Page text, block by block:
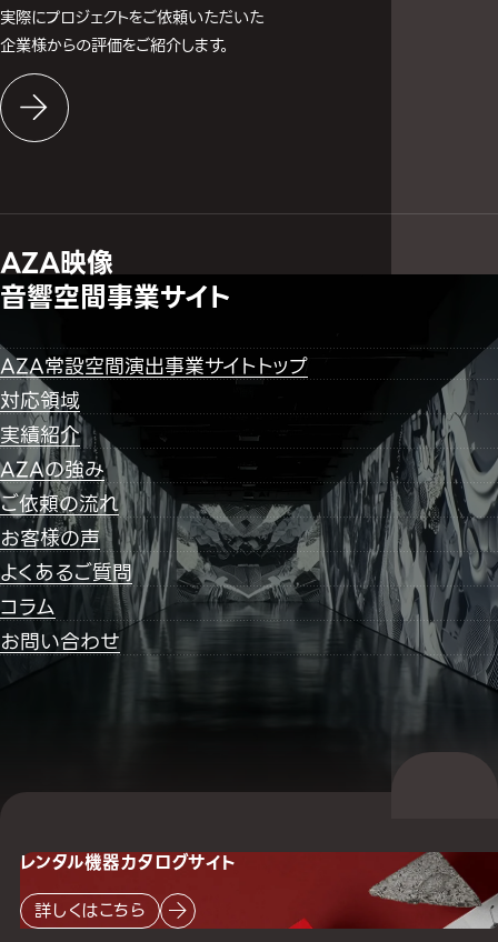
実際にプロジェクトをご依頼いただいた
企業様からの評価をご紹介します。
AZA映像
音響空間事業サイト
AZA常設空間演出事業サイトトップ
対応領域
実績紹介
AZAの強み
ご依頼の流れ
お客様の声
よくあるご質問
コラム
お問い合わせ
レンタル機器カタログサイト
詳しくはこちら